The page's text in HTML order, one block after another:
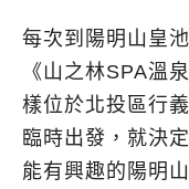
每次到陽明山皇
《山之林SPA溫
樣位於北投區行
臨時出發，就決
能有興趣的陽明